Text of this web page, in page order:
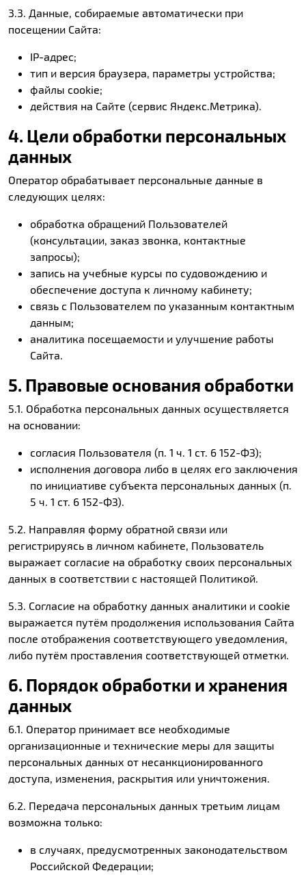
3.3. Данные, собираемые автоматически при
посещении Сайта:
IP-адрес;
тип и версия браузера, параметры устройства;
файлы cookie;
действия на Сайте (сервис Яндекс.Метрика).
4. Цели обработки персональных
данных
Оператор обрабатывает персональные данные в
следующих целях:
обработка обращений Пользователей
(консультации, заказ звонка, контактные
запросы);
запись на учебные курсы по судовождению и
обеспечение доступа к личному кабинету;
связь с Пользователем по указанным контактным
данным;
аналитика посещаемости и улучшение работы
Сайта.
5. Правовые основания обработки
5.1. Обработка персональных данных осуществляется
на основании:
согласия Пользователя (п. 1 ч. 1 ст. 6 152-ФЗ);
исполнения договора либо в целях его заключения
по инициативе субъекта персональных данных (п.
5 ч. 1 ст. 6 152-ФЗ).
5.2. Направляя форму обратной связи или
регистрируясь в личном кабинете, Пользователь
выражает согласие на обработку своих персональных
данных в соответствии с настоящей Политикой.
5.3. Согласие на обработку данных аналитики и cookie
выражается путём продолжения использования Сайта
после отображения соответствующего уведомления,
либо путём проставления соответствующей отметки.
6. Порядок обработки и хранения
данных
6.1. Оператор принимает все необходимые
организационные и технические меры для защиты
персональных данных от несанкционированного
доступа, изменения, раскрытия или уничтожения.
6.2. Передача персональных данных третьим лицам
возможна только:
в случаях, предусмотренных законодательством
Российской Федерации;